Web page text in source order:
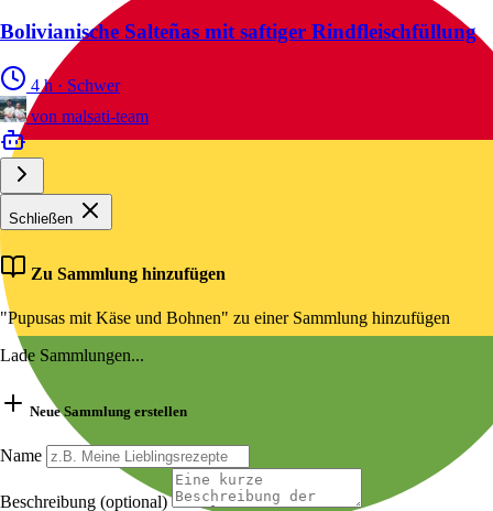
Bolivianische Salteñas mit saftiger Rindfleischfüllung
4 h · Schwer
von malsati-team
Schließen
Zu Sammlung hinzufügen
"Pupusas mit Käse und Bohnen" zu einer Sammlung hinzufügen
Lade Sammlungen...
Neue Sammlung erstellen
Name
Beschreibung (optional)